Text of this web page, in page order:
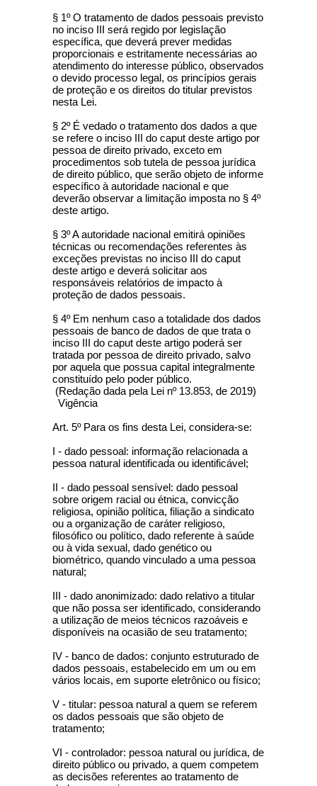
§ 1º O tratamento de dados pessoais previsto
no inciso III será regido por legislação
específica, que deverá prever medidas
proporcionais e estritamente necessárias ao
atendimento do interesse público, observados
o devido processo legal, os princípios gerais
de proteção e os direitos do titular previstos
nesta Lei.
§ 2º É vedado o tratamento dos dados a que
se refere o inciso III do caput deste artigo por
pessoa de direito privado, exceto em
procedimentos sob tutela de pessoa jurídica
de direito público, que serão objeto de informe
específico à autoridade nacional e que
deverão observar a limitação imposta no § 4º
deste artigo.
§ 3º A autoridade nacional emitirá opiniões
técnicas ou recomendações referentes às
exceções previstas no inciso III do caput
deste artigo e deverá solicitar aos
responsáveis relatórios de impacto à
proteção de dados pessoais.
§ 4º Em nenhum caso a totalidade dos dados
pessoais de banco de dados de que trata o
inciso III do caput deste artigo poderá ser
tratada por pessoa de direito privado, salvo
por aquela que possua capital integralmente
constituído pelo poder público.
(Redação dada pela Lei nº 13.853, de 2019)
Vigência
Art. 5º Para os fins desta Lei, considera-se:
I - dado pessoal: informação relacionada a
pessoa natural identificada ou identificável;
II - dado pessoal sensível: dado pessoal
sobre origem racial ou étnica, convicção
religiosa, opinião política, filiação a sindicato
ou a organização de caráter religioso,
filosófico ou político, dado referente à saúde
ou à vida sexual, dado genético ou
biométrico, quando vinculado a uma pessoa
natural;
III - dado anonimizado: dado relativo a titular
que não possa ser identificado, considerando
a utilização de meios técnicos razoáveis e
disponíveis na ocasião de seu tratamento;
IV - banco de dados: conjunto estruturado de
dados pessoais, estabelecido em um ou em
vários locais, em suporte eletrônico ou físico;
V - titular: pessoa natural a quem se referem
os dados pessoais que são objeto de
tratamento;
VI - controlador: pessoa natural ou jurídica, de
direito público ou privado, a quem competem
as decisões referentes ao tratamento de